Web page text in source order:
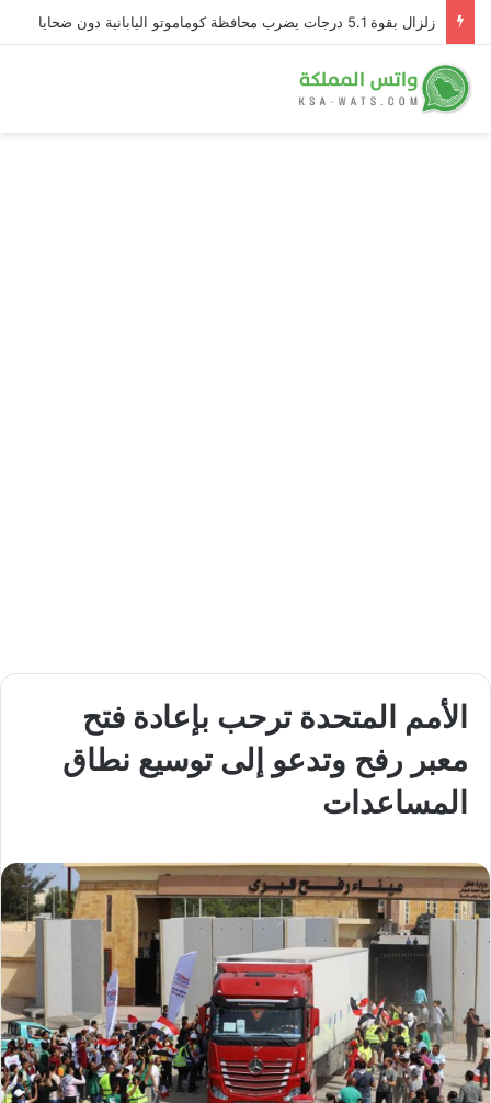
زلزال بقوة 5.1 درجات يضرب محافظة كوماموتو اليابانية دون ضحايا
الأمم المتحدة ترحب بإعادة فتح
معبر رفح وتدعو إلى توسيع نطاق
المساعدات